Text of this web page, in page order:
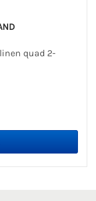
quad 2-